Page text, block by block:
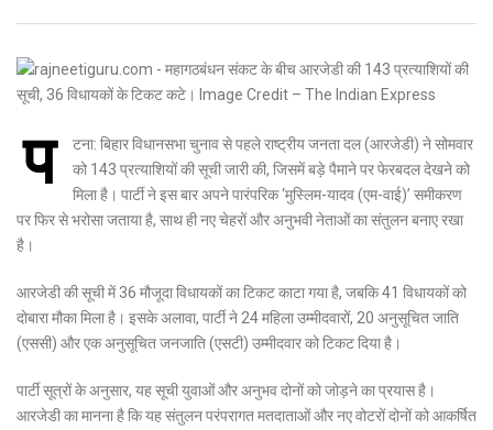
प
टना: बिहार विधानसभा चुनाव से पहले राष्ट्रीय जनता दल (आरजेडी) ने सोमवार
को 143 प्रत्याशियों की सूची जारी की, जिसमें बड़े पैमाने पर फेरबदल देखने को
मिला है। पार्टी ने इस बार अपने पारंपरिक ‘मुस्लिम-यादव (एम-वाई)’ समीकरण
पर फिर से भरोसा जताया है, साथ ही नए चेहरों और अनुभवी नेताओं का संतुलन बनाए रखा
है।
आरजेडी की सूची में 36 मौजूदा विधायकों का टिकट काटा गया है, जबकि 41 विधायकों को
दोबारा मौका मिला है। इसके अलावा, पार्टी ने 24 महिला उम्मीदवारों, 20 अनुसूचित जाति
(एससी) और एक अनुसूचित जनजाति (एसटी) उम्मीदवार को टिकट दिया है।
पार्टी सूत्रों के अनुसार, यह सूची युवाओं और अनुभव दोनों को जोड़ने का प्रयास है।
आरजेडी का मानना है कि यह संतुलन परंपरागत मतदाताओं और नए वोटरों दोनों को आकर्षित